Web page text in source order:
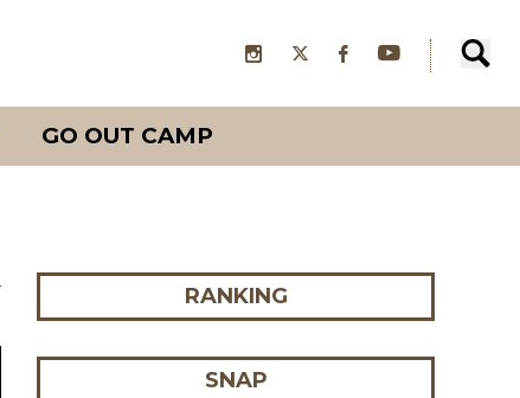
GO OUT CAMP
RANKING
SNAP